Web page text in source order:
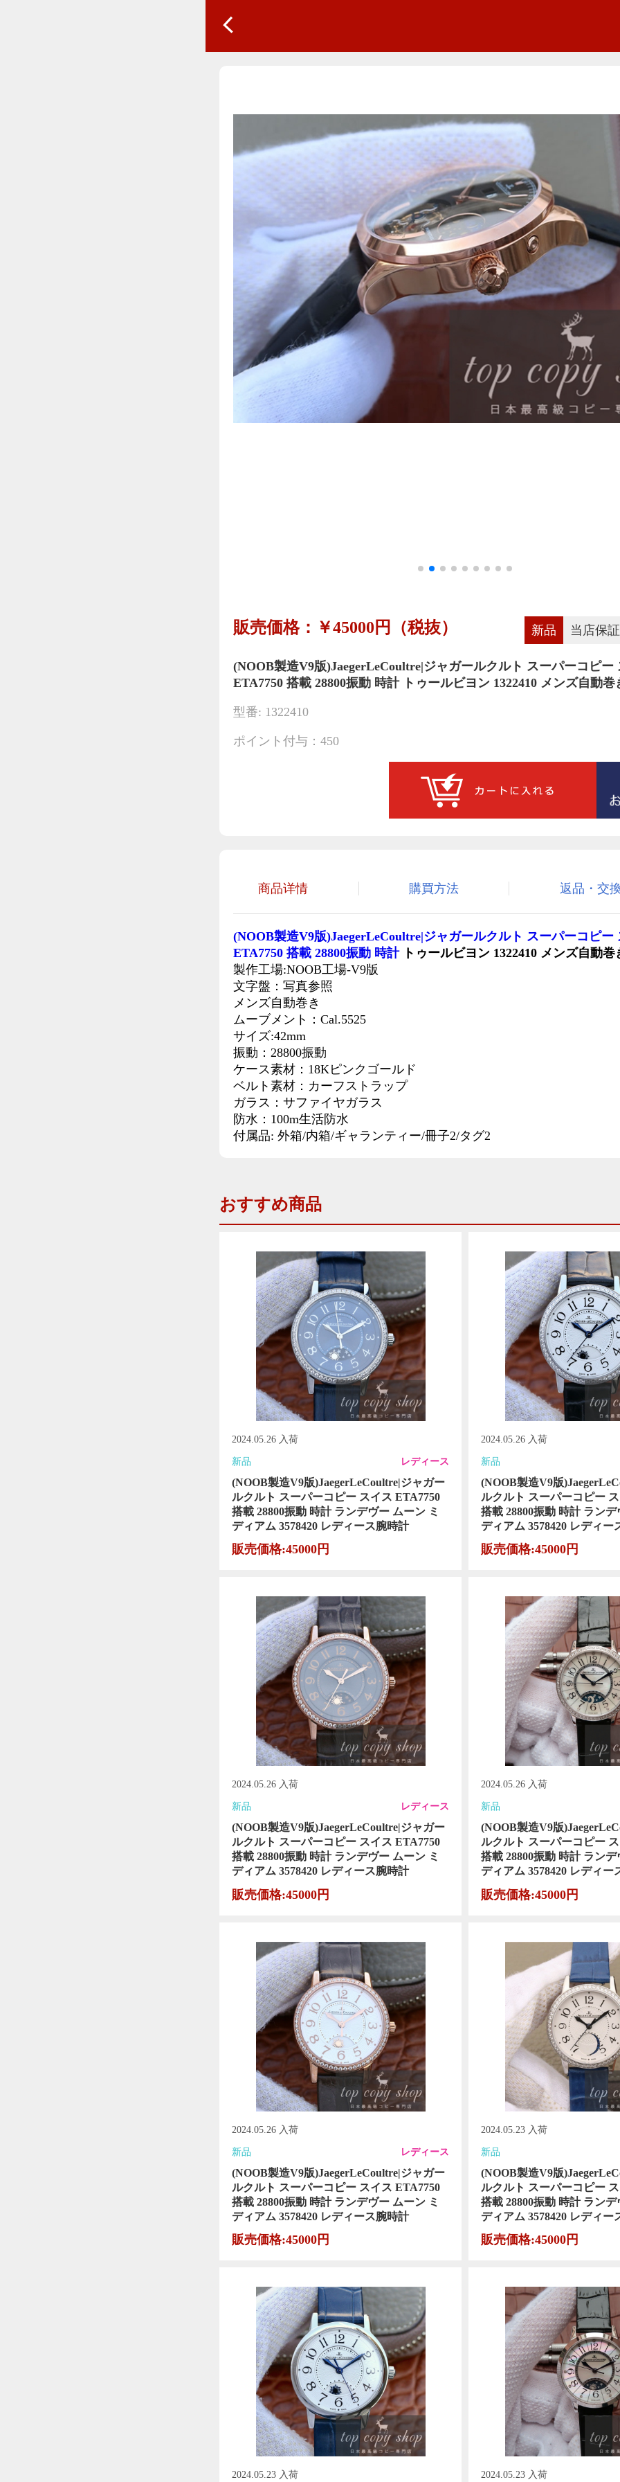
販売価格：￥45000円（税抜） 新品 当店保
(NOOB製造V9版)JaegerLeCoultre|ジャガールクルト スーパーコピー
ETA7750 搭載 28800振動 時計 トゥールビヨン 1322410 メンズ自動巻
型番: 1322410
ポイント付与：450
商品详情 購買方法 返品・交
(NOOB製造V9版)JaegerLeCoultre|ジャガールクルト スーパーコピー
ETA7750 搭載 28800振動 時計 トゥールビヨン 1322410 メンズ自動巻
製作工場:NOOB工場-V9版
文字盤：写真参照
メンズ自動巻き
ムーブメント：Cal.5525
サイズ:42mm
振動：28800振動
ケース素材：18Kピンクゴールド
ベルト素材：カーフストラップ
ガラス：サファイヤガラス
防水：100m生活防水
付属品: 外箱/内箱/ギャランティー/冊子2/タグ2
おすすめ商品
2024.05.26 入荷
新品 レディース
(NOOB製造V9版)JaegerLeCoultre|ジャガー
ルクルト スーパーコピー スイス ETA7750
搭載 28800振動 時計 ランデヴー ムーン ミ
ディアム 3578420 レディース腕時計
販売価格:45000円
2024.05.26 入荷
新品
(NOOB製造V9版
ルクルト スーパーコピー
搭載 28800振動 時計 ランデ
ディアム 3578420 レディー
販売価格:45000円
2024.05.26 入荷
新品 レディース
(NOOB製造V9版)JaegerLeCoultre|ジャガー
ルクルト スーパーコピー スイス ETA7750
搭載 28800振動 時計 ランデヴー ムーン ミ
ディアム 3578420 レディース腕時計
販売価格:45000円
2024.05.26 入荷
新品
(NOOB製造V9版
ルクルト スーパーコピー
搭載 28800振動 時計 ランデ
ディアム 3578420 レディー
販売価格:45000円
2024.05.26 入荷
新品 レディース
(NOOB製造V9版)JaegerLeCoultre|ジャガー
ルクルト スーパーコピー スイス ETA7750
搭載 28800振動 時計 ランデヴー ムーン ミ
ディアム 3578420 レディース腕時計
販売価格:45000円
2024.05.23 入荷
新品
(NOOB製造V9版
ルクルト スーパーコピー
搭載 28800振動 時計 ランデ
ディアム 3578420 レディー
販売価格:45000円
2024.05.23 入荷 2024.05.23 入荷